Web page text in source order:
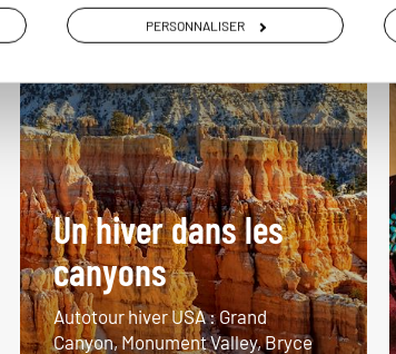
PERSONNALISER
Un hiver dans les
canyons
Autotour hiver USA : Grand
Canyon, Monument Valley, Bryce